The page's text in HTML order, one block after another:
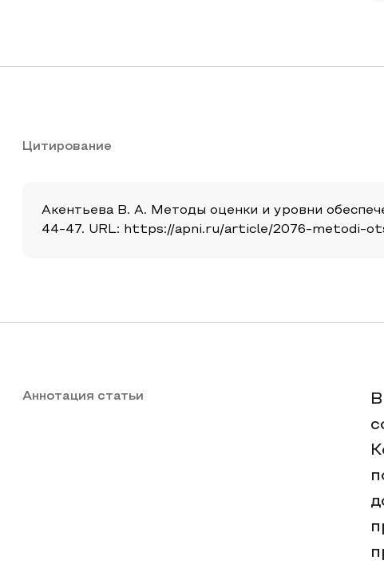
Цитирование
Акентьева В. А. Методы оценки и уровни
44-47. URL: https://apni.ru/article/2076-metodi-
Аннотация статьи